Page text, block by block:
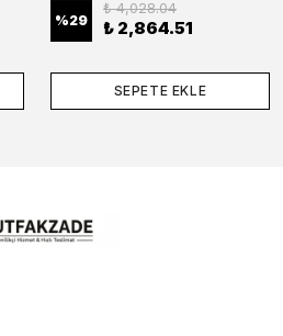
%29
₺ 4,028.04
₺ 2,864.51
SEPETE EKLE